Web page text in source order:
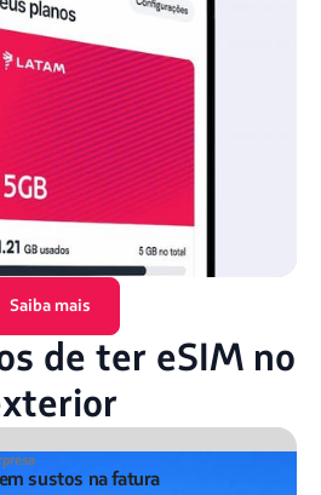
Saiba mais
de ter eSIM no
sustos na fatura